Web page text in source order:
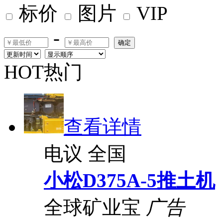
标价
图片
VIP
-
确定
HOT热门
查看详情
电议 全国
小松D375A-5推土机
全球矿业宝 广告